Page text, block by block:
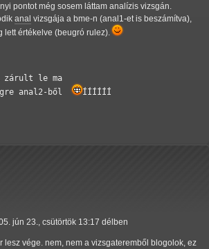
pontot még sosem láttam analízis vizsgán.
anal vizsgája a bme-n (anal1-et is beszámítva),
lett értékelve (beugró rulez).
zárult le ma
anal2-ből
ÍÍÍÍÍÍ
jún 23., csütörtök 13:17 délben
lesz vége. nem, nem a vizsgateremből blogolok, ez